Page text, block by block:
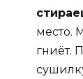
место.
гниёт.